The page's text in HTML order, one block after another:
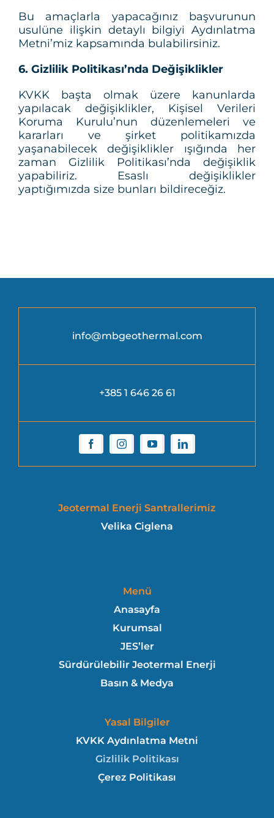
Bu amaçlarla yapacağınız başvurunun
usulüne ilişkin detaylı bilgiyi Aydınlatma
Metni’miz kapsamında bulabilirsiniz.
6. Gizlilik Politikası’nda Değişiklikler
KVKK başta olmak üzere kanunlarda
yapılacak değişiklikler, Kişisel Verileri
Koruma Kurulu’nun düzenlemeleri ve
kararları ve şirket politikamızda
yaşanabilecek değişiklikler ışığında her
zaman Gizlilik Politikası’nda değişiklik
yapabiliriz. Esaslı değişiklikler
yaptığımızda size bunları bildireceğiz.
info@mbgeothermal.com
+385 1 646 26 61
Jeotermal Enerji Santrallerimiz
Velika Ciglena
Menü
Anasayfa
Kurumsal
JES’ler
Sürdürülebilir Jeotermal Enerji
Basın & Medya
Yasal Bilgiler
KVKK Aydınlatma Metni
Gizlilik Politikası
Çerez Politikası